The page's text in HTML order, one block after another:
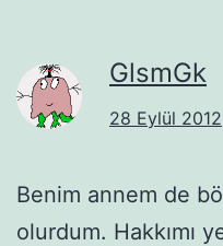
GlsmGk
28 Eylül
Benim annem de
olurdum. Hakkımı